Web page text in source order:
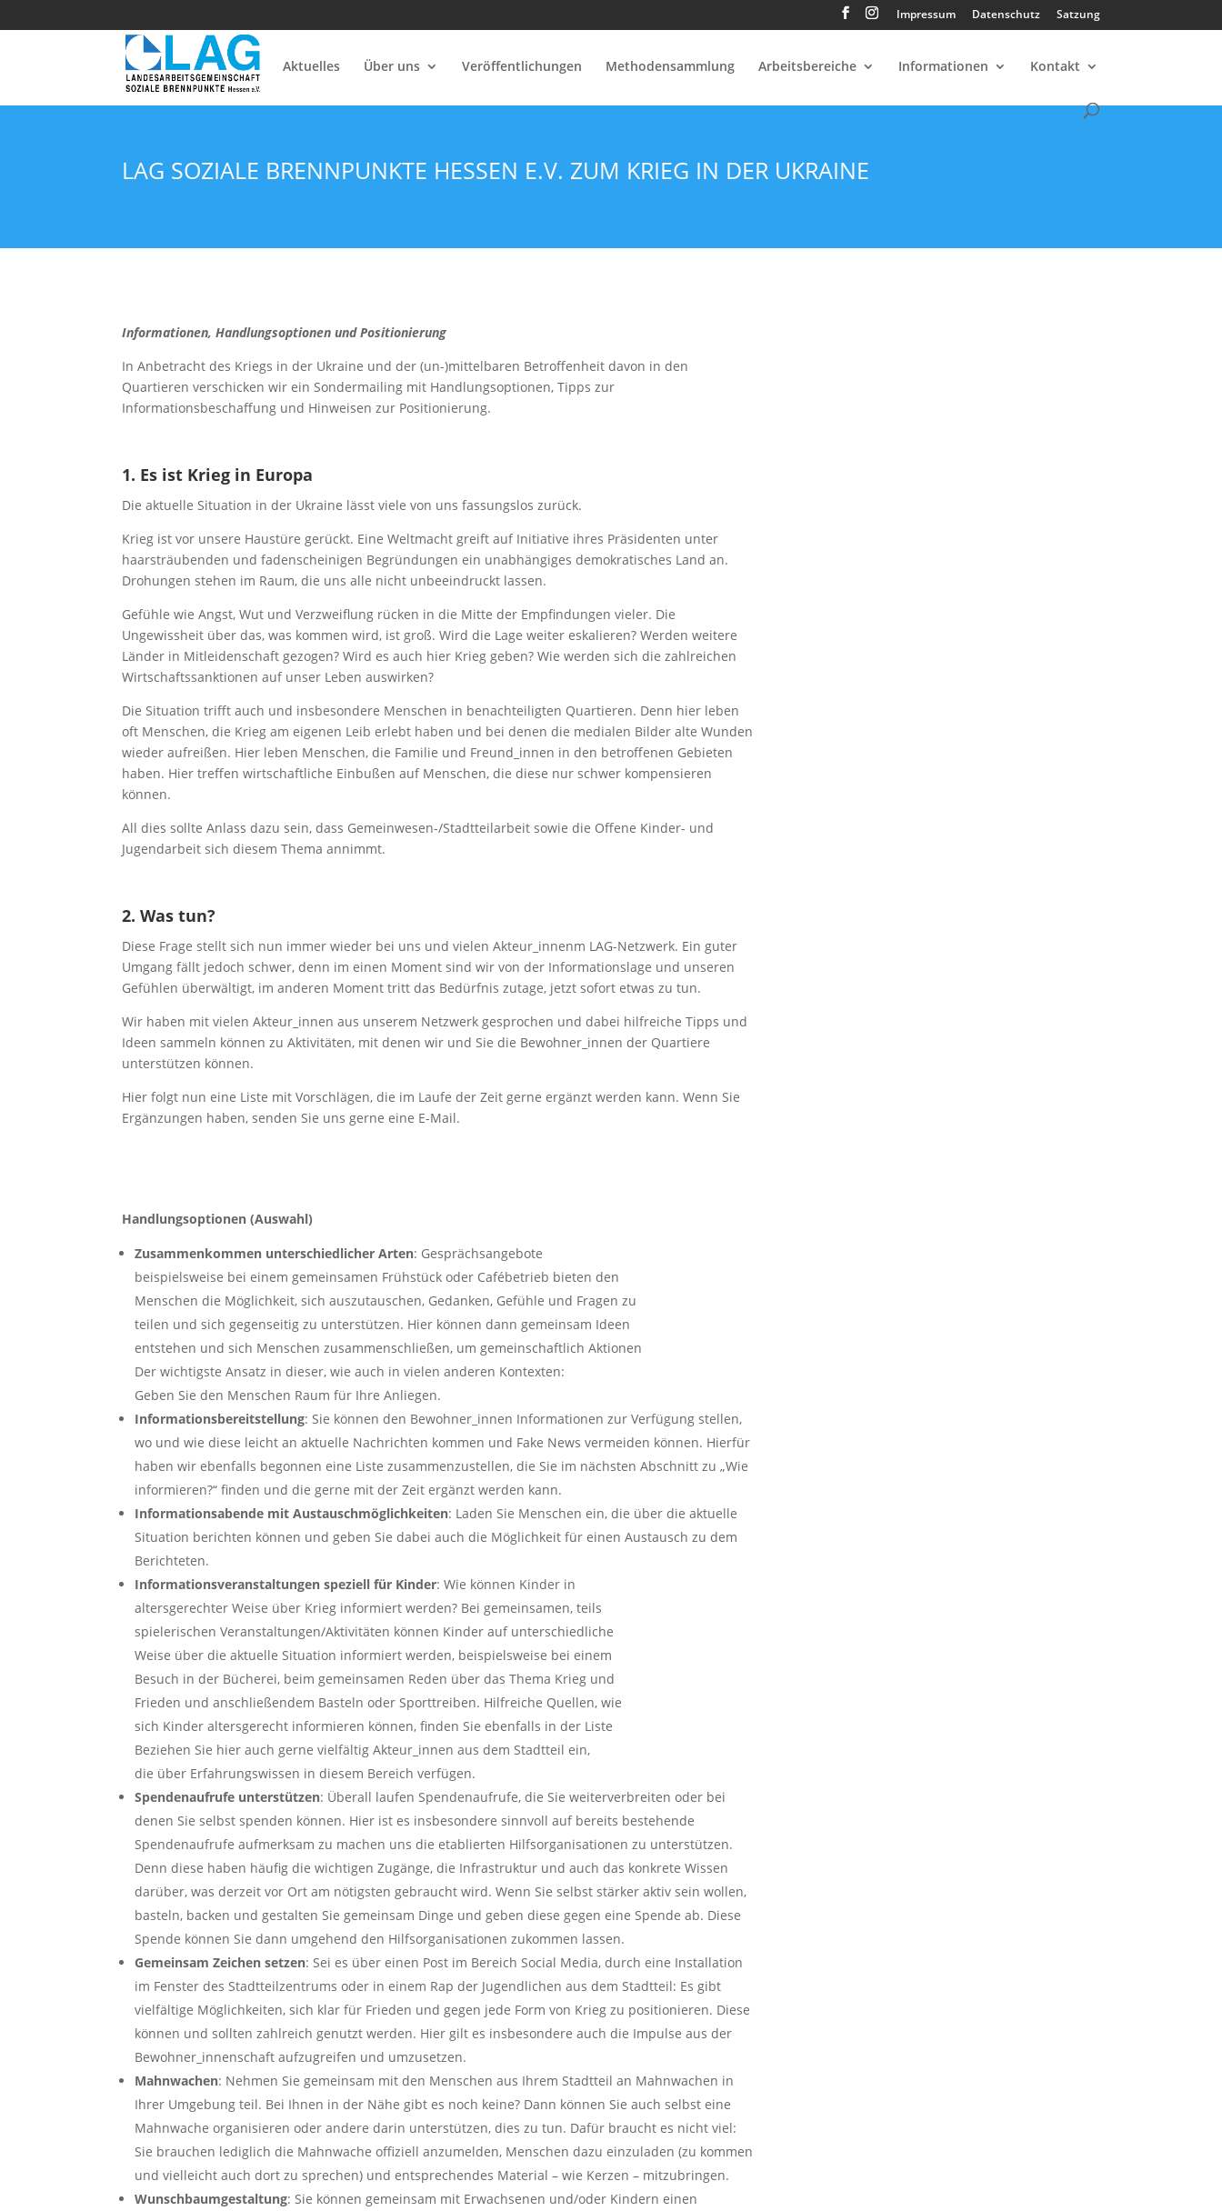
Impressum Datenschutz Satzung
Aktuelles Über uns Veröffentlichungen Methodensammlung Arbeitsbereiche Informationen Kontakt
LAG SOZIALE BRENNPUNKTE HESSEN E.V. ZUM KRIEG IN DER UKRAINE
Informationen, Handlungsoptionen und Positionierung
In Anbetracht des Kriegs in der Ukraine und der (un-)mittelbaren Betroffenheit davon in den
Quartieren verschicken wir ein Sondermailing mit Handlungsoptionen, Tipps zur
Informationsbeschaffung und Hinweisen zur Positionierung.
1. Es ist Krieg in Europa
Die aktuelle Situation in der Ukraine lässt viele von uns fassungslos zurück.
Krieg ist vor unsere Haustüre gerückt. Eine Weltmacht greift auf Initiative ihres Präsidenten unter
haarsträubenden und fadenscheinigen Begründungen ein unabhängiges demokratisches Land an.
Drohungen stehen im Raum, die uns alle nicht unbeeindruckt lassen.
Gefühle wie Angst, Wut und Verzweiflung rücken in die Mitte der Empfindungen vieler. Die
Ungewissheit über das, was kommen wird, ist groß. Wird die Lage weiter eskalieren? Werden weitere
Länder in Mitleidenschaft gezogen? Wird es auch hier Krieg geben? Wie werden sich die zahlreichen
Wirtschaftssanktionen auf unser Leben auswirken?
Die Situation trifft auch und insbesondere Menschen in benachteiligten Quartieren. Denn hier leben
oft Menschen, die Krieg am eigenen Leib erlebt haben und bei denen die medialen Bilder alte Wunden
wieder aufreißen. Hier leben Menschen, die Familie und Freund_innen in den betroffenen Gebieten
haben. Hier treffen wirtschaftliche Einbußen auf Menschen, die diese nur schwer kompensieren
können.
All dies sollte Anlass dazu sein, dass Gemeinwesen-/Stadtteilarbeit sowie die Offene Kinder- und
Jugendarbeit sich diesem Thema annimmt.
2. Was tun?
Diese Frage stellt sich nun immer wieder bei uns und vielen Akteur_innenm LAG-Netzwerk. Ein guter
Umgang fällt jedoch schwer, denn im einen Moment sind wir von der Informationslage und unseren
Gefühlen überwältigt, im anderen Moment tritt das Bedürfnis zutage, jetzt sofort etwas zu tun.
Wir haben mit vielen Akteur_innen aus unserem Netzwerk gesprochen und dabei hilfreiche Tipps und
Ideen sammeln können zu Aktivitäten, mit denen wir und Sie die Bewohner_innen der Quartiere
unterstützen können.
Hier folgt nun eine Liste mit Vorschlägen, die im Laufe der Zeit gerne ergänzt werden kann. Wenn Sie
Ergänzungen haben, senden Sie uns gerne eine E-Mail.
Handlungsoptionen (Auswahl)
Zusammenkommen unterschiedlicher Arten: Gesprächsangebote
beispielsweise bei einem gemeinsamen Frühstück oder Cafébetrieb bieten den
Menschen die Möglichkeit, sich auszutauschen, Gedanken, Gefühle und Fragen zu
teilen und sich gegenseitig zu unterstützen. Hier können dann gemeinsam Ideen
entstehen und sich Menschen zusammenschließen, um gemeinschaftlich Aktionen
Der wichtigste Ansatz in dieser, wie auch in vielen anderen Kontexten:
Geben Sie den Menschen Raum für Ihre Anliegen.
Informationsbereitstellung: Sie können den Bewohner_innen Informationen zur Verfügung stellen,
wo und wie diese leicht an aktuelle Nachrichten kommen und Fake News vermeiden können. Hierfür
haben wir ebenfalls begonnen eine Liste zusammenzustellen, die Sie im nächsten Abschnitt zu „Wie
informieren?“ finden und die gerne mit der Zeit ergänzt werden kann.
Informationsabende mit Austauschmöglichkeiten: Laden Sie Menschen ein, die über die aktuelle
Situation berichten können und geben Sie dabei auch die Möglichkeit für einen Austausch zu dem
Berichteten.
Informationsveranstaltungen speziell für Kinder: Wie können Kinder in
altersgerechter Weise über Krieg informiert werden? Bei gemeinsamen, teils
spielerischen Veranstaltungen/Aktivitäten können Kinder auf unterschiedliche
Weise über die aktuelle Situation informiert werden, beispielsweise bei einem
Besuch in der Bücherei, beim gemeinsamen Reden über das Thema Krieg und
Frieden und anschließendem Basteln oder Sporttreiben. Hilfreiche Quellen, wie
sich Kinder altersgerecht informieren können, finden Sie ebenfalls in der Liste
Beziehen Sie hier auch gerne vielfältig Akteur_innen aus dem Stadtteil ein,
die über Erfahrungswissen in diesem Bereich verfügen.
Spendenaufrufe unterstützen: Überall laufen Spendenaufrufe, die Sie weiterverbreiten oder bei
denen Sie selbst spenden können. Hier ist es insbesondere sinnvoll auf bereits bestehende
Spendenaufrufe aufmerksam zu machen uns die etablierten Hilfsorganisationen zu unterstützen.
Denn diese haben häufig die wichtigen Zugänge, die Infrastruktur und auch das konkrete Wissen
darüber, was derzeit vor Ort am nötigsten gebraucht wird. Wenn Sie selbst stärker aktiv sein wollen,
basteln, backen und gestalten Sie gemeinsam Dinge und geben diese gegen eine Spende ab. Diese
Spende können Sie dann umgehend den Hilfsorganisationen zukommen lassen.
Gemeinsam Zeichen setzen: Sei es über einen Post im Bereich Social Media, durch eine Installation
im Fenster des Stadtteilzentrums oder in einem Rap der Jugendlichen aus dem Stadtteil: Es gibt
vielfältige Möglichkeiten, sich klar für Frieden und gegen jede Form von Krieg zu positionieren. Diese
können und sollten zahlreich genutzt werden. Hier gilt es insbesondere auch die Impulse aus der
Bewohner_innenschaft aufzugreifen und umzusetzen.
Mahnwachen: Nehmen Sie gemeinsam mit den Menschen aus Ihrem Stadtteil an Mahnwachen in
Ihrer Umgebung teil. Bei Ihnen in der Nähe gibt es noch keine? Dann können Sie auch selbst eine
Mahnwache organisieren oder andere darin unterstützen, dies zu tun. Dafür braucht es nicht viel:
Sie brauchen lediglich die Mahnwache offiziell anzumelden, Menschen dazu einzuladen (zu kommen
und vielleicht auch dort zu sprechen) und entsprechendes Material – wie Kerzen – mitzubringen.
Wunschbaumgestaltung: Sie können gemeinsam mit Erwachsenen und/oder Kindern einen